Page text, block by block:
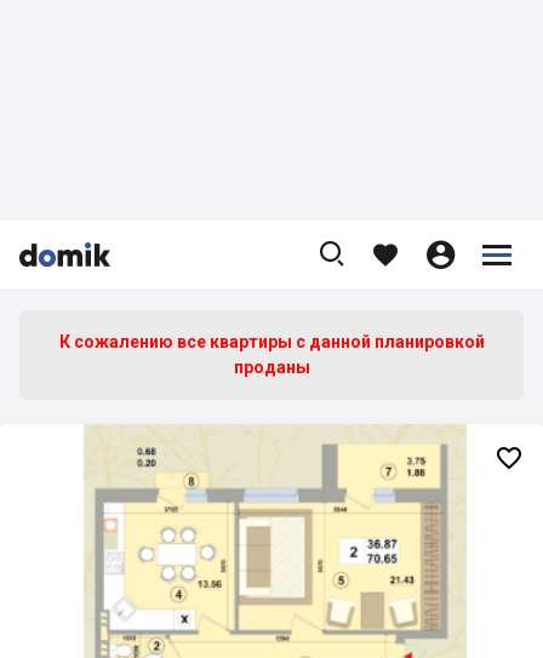


    


К сожалению все квартиры c данной планировкой
проданы
